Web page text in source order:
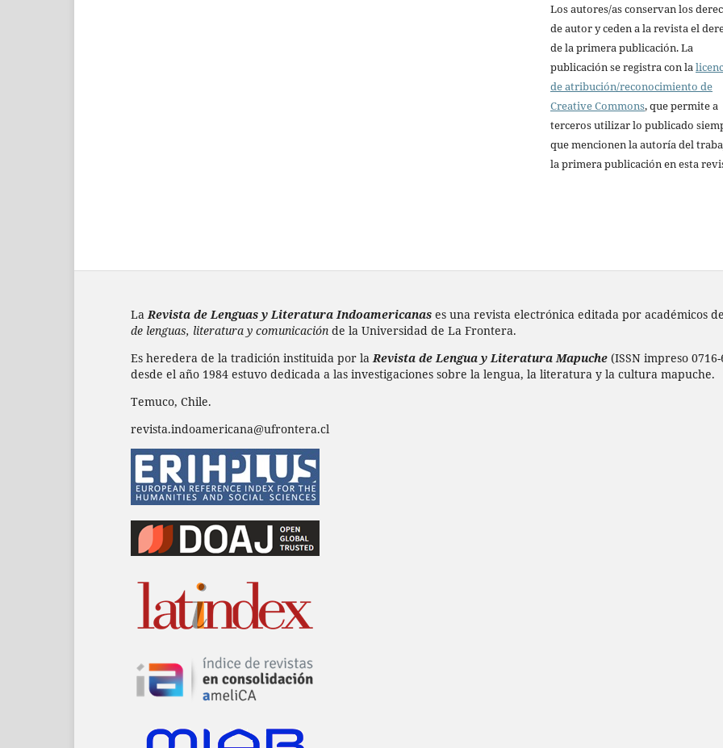
Los autores/as conservan los
de autor y ceden a la revista el
de la primera publicación. La
publicación se registra con la
de atribución/reconocimiento de
Creative Commons, que permite a
terceros utilizar lo publicado
que mencionen la autoría del
la primera publicación en esta
La Revista de Lenguas y Literatura Indoamericanas es una revista electrónica editada por académicos
de lenguas, literatura y comunicación de la Universidad de La Frontera.
Es heredera de la tradición instituida por la Revista de Lengua y Literatura Mapuche (ISSN impreso
desde el año 1984 estuvo dedicada a las investigaciones sobre la lengua, la literatura y la cultura mapuche.
Temuco, Chile.
revista.indoamericana@ufrontera.cl